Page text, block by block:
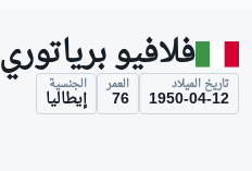
فلافيو برياتوري
تاريخ الميلاد
1950-04-12
العمر
76
الجنسية
إيطاليا